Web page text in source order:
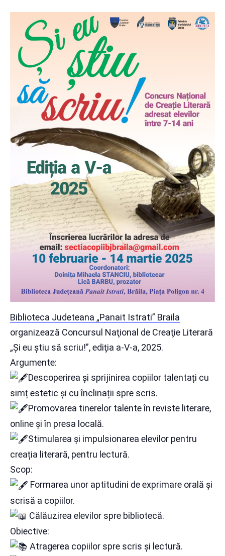
Biblioteca Judeteana „Panait Istrati” Braila
organizează Concursul Naţional de Creaţie Literară
„Şi eu ştiu să scriu!”, ediţia a-V-a, 2025.
Argumente:
Descoperirea și sprijinirea copiilor talentați cu
simț estetic și cu înclinații spre scris.
Promovarea tinerelor talente în reviste literare,
online și în presa locală.
Stimularea şi impulsionarea elevilor pentru
creația literară, pentru lectură.
Scop:
Formarea unor aptitudini de exprimare orală și
scrisă a copiilor.
Călăuzirea elevilor spre bibliotecă.
Obiective:
Atragerea copiilor spre scris și lectură.